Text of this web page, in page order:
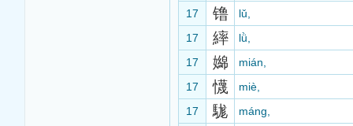
17
镥
lǔ,
17
繂
lǜ,
17
嬵
mián,
17
懱
miè,
17
駹
máng,